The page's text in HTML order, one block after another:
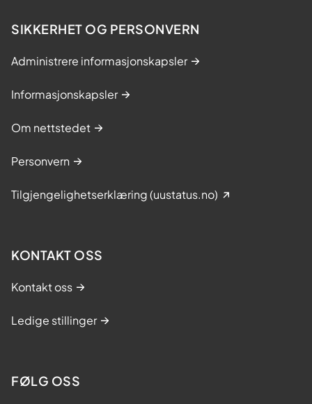
SIKKERHET OG PERSONVERN
Administrere informasjonskapsler
Informasjonskapsler
Om nettstedet
Personvern
Tilgjengelighetserklæring (uustatus.no)
KONTAKT OSS
Kontakt oss
Ledige stillinger
FØLG OSS